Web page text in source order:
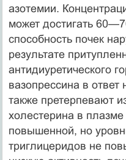
азотемии.
может достигать
способность почек
результате
антидиуретического
вазопрессина в ответ
также претерпевают
холестерина в
повышенной, но
триглицеридов не